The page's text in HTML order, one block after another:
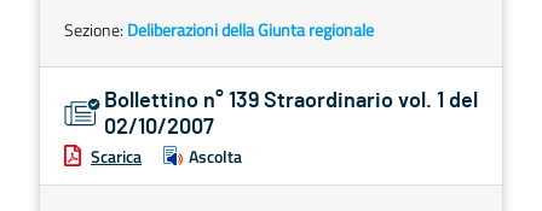
Sezione: Deliberazioni della Giunta regionale
Bollettino n° 139 Straordinario vol. 1 del
02/10/2007
Scarica Ascolta